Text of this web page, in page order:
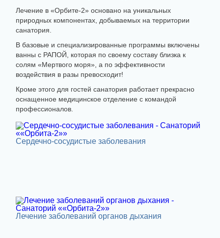
Лечение в «Орбите-2» основано на уникальных
природных компонентах, добываемых на территории
санатория.
В базовые и специализированные программы включены
ванны с РАПОЙ, которая по своему составу близка к
солям «Мертвого моря», а по эффективности
воздействия в разы превосходит!
Кроме этого для гостей санатория работает прекрасно
оснащенное медицинское отделение с командой
профессионалов.